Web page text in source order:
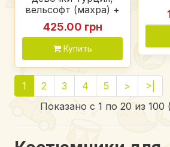
вельсофт (махра) +
трехнитка футер
425.00 грн
Купить
1 2 3 4 5 >
>|
Показано с 1 по 20 из 100